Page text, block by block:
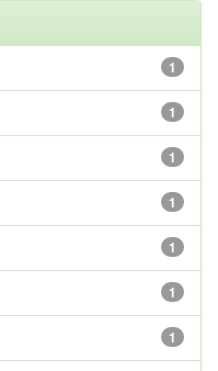
1
1
1
1
1
1
1